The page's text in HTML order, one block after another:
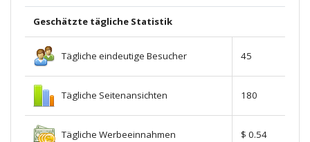
Geschätzte tägliche Statistik
Tägliche eindeutige Besucher 45
Tägliche Seitenansichten 180
Tägliche Werbeeinnahmen $ 0.54